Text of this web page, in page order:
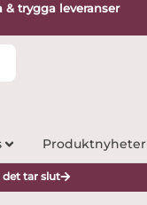
& trygga leveranser
Produktnyheter
tar slut